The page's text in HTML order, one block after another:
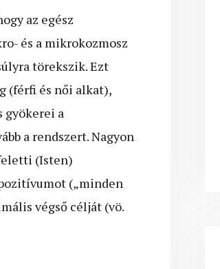
az egész
és a mikrokozmosz
törekszik. Ezt
(férfi és női alkat),
gyökerei a
a rendszert. Nagyon
(Isten)
(„minden
végső célját (vö.